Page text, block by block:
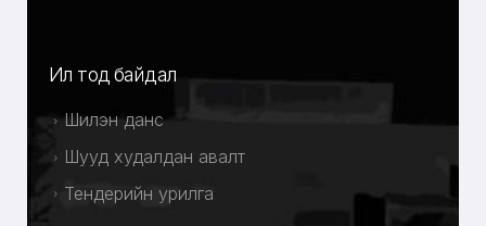
Ил тод байдал
Шилэн данс
Шууд худалдан авалт
Тендерийн урилга